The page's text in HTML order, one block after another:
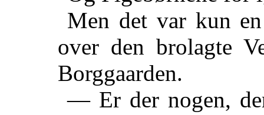
Men det var kun
over den brolagte
Borggaarden.
— Er der nogen,